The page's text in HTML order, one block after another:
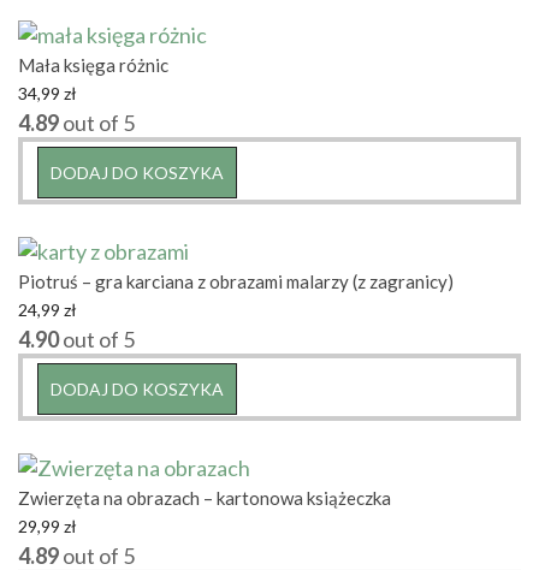
Mała księga różnic
34,99 zł
4.89out of 5
DODAJ DO KOSZYKA
Piotruś – gra karciana z obrazami malarzy (z zagranicy)
24,99 zł
4.90out of 5
DODAJ DO KOSZYKA
Zwierzęta na obrazach – kartonowa książeczka
29,99 zł
4.89out of 5